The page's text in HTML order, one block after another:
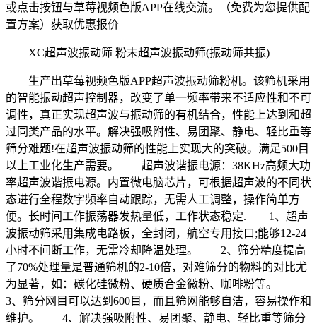
或点击按钮与草莓视频色版APP在线交流。（免费为您提供配
置方案） 获取优惠报价
XC超声波振动筛 粉末超声波振动筛(振动筛共振)
生产出草莓视频色版APP超声波振动筛粉机。该筛机采用
的智能振动超声控制器，改变了单一频率带来不适应性和不可
调性，真正实现超声波与振动筛的有机结合，性能上达到和超
过同类产品的水平。解决强吸附性、易团聚、静电、轻比重等
筛分难题!在超声波振动筛的性能上实现大的突破。满足500目
以上工业化生产需要。 超声波谐振电源：38KHz高频大功
率超声波谐振电源。内置微电脑芯片，可根据超声波的不同状
态进行全程数字频率自动跟踪，无需人工调整，操作简单方
便。长时间工作振荡器发热量低，工作状态稳定. 1、超声
波振动筛采用集成电路板，全封闭，航空专用接口;能够12-24
小时不间断工作，无需冷却降温处理。 2、筛分精度提高
了70%处理量是普通筛机的2-10倍，对难筛分的物料的对比尤
为显著，如：碳化硅微粉、硬质合金微粉、咖啡粉等。
3、筛分网目可以达到600目，而且筛网能够自洁，容易操作和
维护。 4、解决强吸附性、易团聚、静电、轻比重等筛分